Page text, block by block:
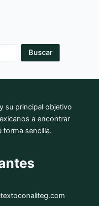
Buscar
su principal objetivo
a encontrar
forma sencilla.